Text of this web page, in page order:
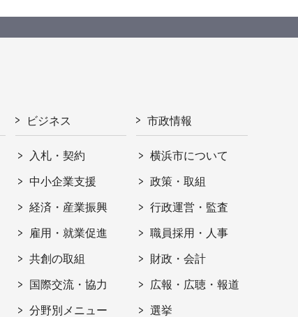
ビジネス
入札・契約
中小企業支援
経済・産業振興
雇用・就業促進
共創の取組
国際交流・協力
分野別メニュー
市政情報
横浜市について
政策・取組
行政運営・監査
職員採用・人事
財政・会計
広報・広聴・報道
選挙